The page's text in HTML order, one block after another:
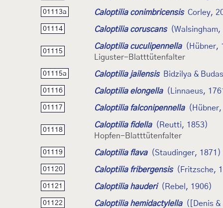
01113a Caloptilia conimbricensis Corley,
01114 Caloptilia coruscans
01115
Caloptilia cuculipennella
(Hübner,
Liguster-Blatttütenfalter
01115a Caloptilia jailensis Bidzilya &
01116 Caloptilia elongella (Linnaeus,
01117 Caloptilia falconipennella
01118
Caloptilia fidella
(Reutti, 1853)
Hopfen-Blatttütenfalter
01119 Caloptilia flava (Staudinger, 1871)
01120 Caloptilia fribergensis (Fritzsche,
01121 Caloptilia hauderi (Rebel, 1906)
01122 Caloptilia hemidactylella ([Denis